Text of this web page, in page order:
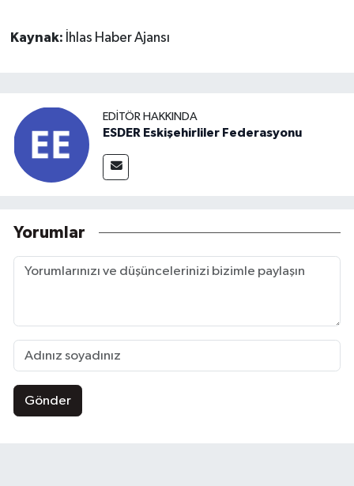
Kaynak: İhlas Haber Ajansı
EDITÖR HAKKINDA
ESDER Eskişehirliler Federasyonu
Yorumlar
Gönder